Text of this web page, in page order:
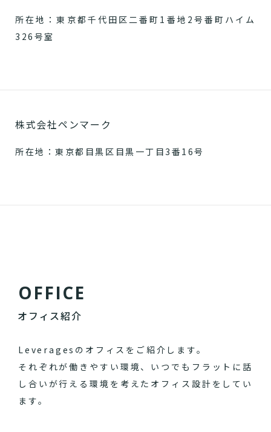
所在地：東京都千代田区二番町1番地2号番町ハイム
326号室
株式会社ペンマーク
所在地：東京都目黒区目黒一丁目3番16号
OFFICE
オフィス紹介
Leveragesのオフィスをご紹介します。
それぞれが働きやすい環境、いつでもフラットに話
し合いが行える環境を考えたオフィス設計をしてい
ます。